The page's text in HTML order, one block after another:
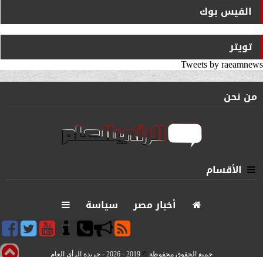
الفيس بوك
تويتر
Tweets by raeamnews
من نحن
الأقسام
أخبار مصر
سياسة
جميع الحقوق محفوظة ©